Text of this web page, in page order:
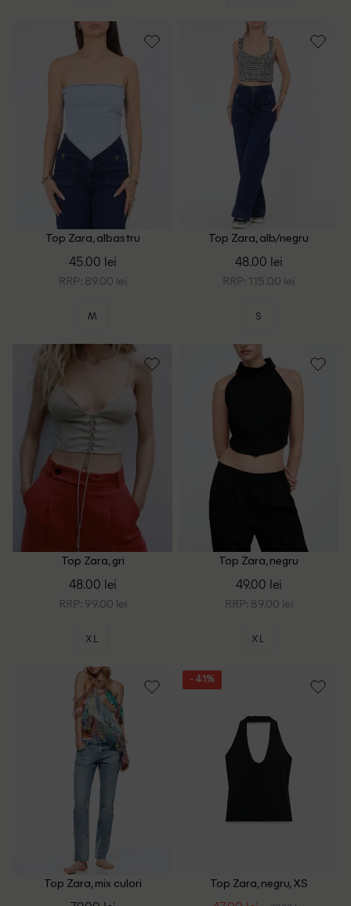
Top Zara, albastru
45.00 lei
RRP: 89.00 lei
M
Top Zara, alb/negru
48.00 lei
RRP: 115.00 lei
S
Top Zara, gri
48.00 lei
RRP: 99.00 lei
XL
Top Zara, negru
49.00 lei
RRP: 89.00 lei
XL
Top Zara, mix culori
- 41%
Top Zara, negru, XS